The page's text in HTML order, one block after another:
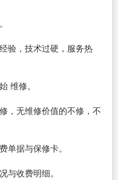
验，技术过硬，服务热
维修。
，无维修价值的不修，不
单据与保修卡。
与收费明细。